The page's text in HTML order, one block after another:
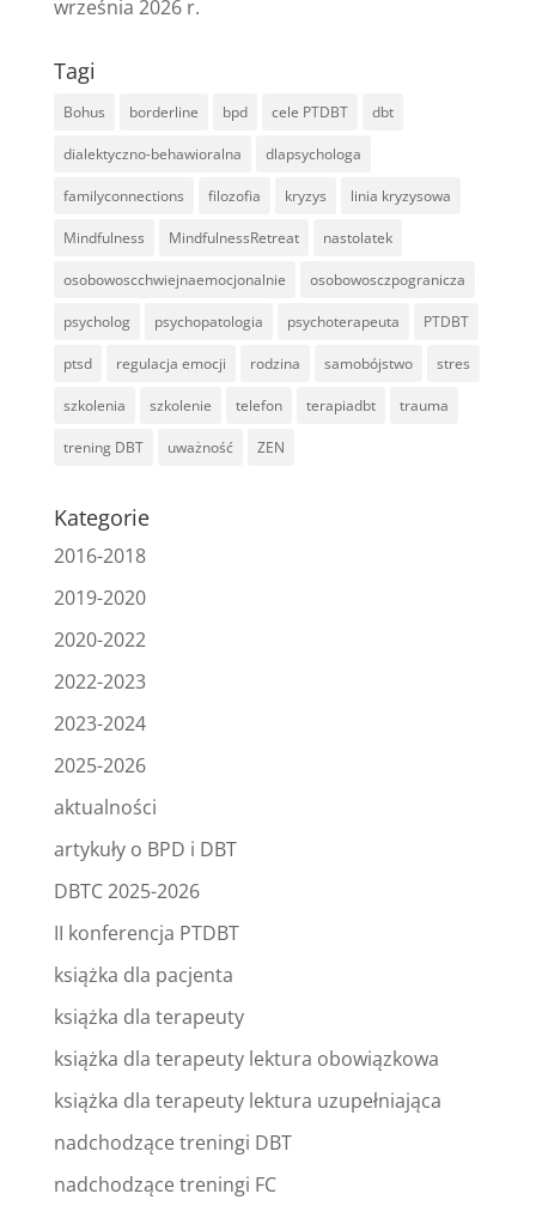
września 2026 r.
Tagi
Bohus borderline bpd cele PTDBT dbt
dialektyczno-behawioralna dlapsychologa
familyconnections filozofia kryzys linia kryzysowa
Mindfulness MindfulnessRetreat nastolatek
osobowoscchwiejnaemocjonalnie osobowosczpogranicza
psycholog psychopatologia psychoterapeuta PTDBT
ptsd regulacja emocji rodzina samobójstwo stres
szkolenia szkolenie telefon terapiadbt trauma
trening DBT uważność ZEN
Kategorie
2016-2018
2019-2020
2020-2022
2022-2023
2023-2024
2025-2026
aktualności
artykuły o BPD i DBT
DBTC 2025-2026
II konferencja PTDBT
książka dla pacjenta
książka dla terapeuty
książka dla terapeuty lektura obowiązkowa
książka dla terapeuty lektura uzupełniająca
nadchodzące treningi DBT
nadchodzące treningi FC